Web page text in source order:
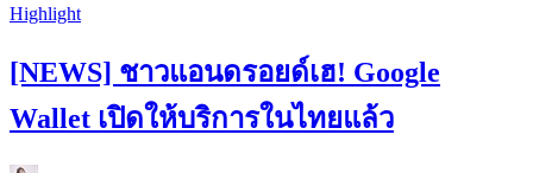
Highlight
[NEWS] ชาวแอนดรอยด์เฮ! Google
Wallet เปิดให้บริการในไทยแล้ว